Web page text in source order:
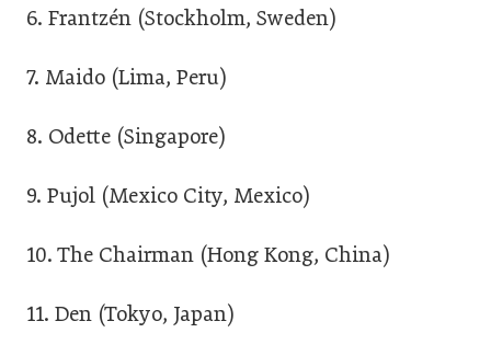
6. Frantzén (Stockholm, Sweden)
7. Maido (Lima, Peru)
8. Odette (Singapore)
9. Pujol (Mexico City, Mexico)
10. The Chairman (Hong Kong, China)
11. Den (Tokyo, Japan)